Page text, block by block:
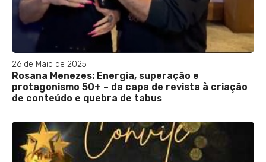
26 de Maio de 2025
Rosana Menezes: Energia, superação e
protagonismo 50+ – da capa de revista à criação
de conteúdo e quebra de tabus